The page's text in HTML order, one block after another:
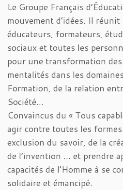
Le Groupe Français
mouvement d’idées. Il
éducateurs, formateurs,
sociaux et toutes les
pour une transformation
mentalités dans les
Formation, de la relation
Société…
Convaincus du « Tous
agir contre toutes les formes
exclusion du savoir, de la
de l’invention … et prendre
capacités de l’Homme à se
solidaire et émancipé.